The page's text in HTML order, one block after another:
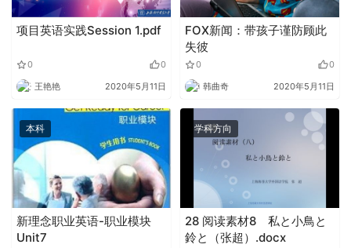
项目英语实践Session 1.pdf
0 0
王艳艳 2020年5月11日
FOX新闻：带孩子谨防顾此
失彼
0 0
韩曲奇 2020年5月11日
本科
新理念职业英语-职业模块
Unit7
学科方向
28 阅读素材8 私と小鳥と
鈴と（张超）.docx